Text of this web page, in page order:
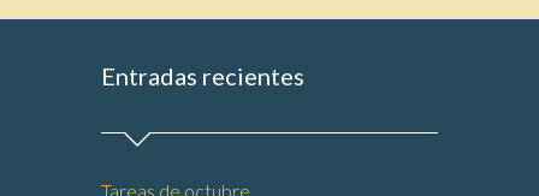
Entradas recientes
Tareas de octubre